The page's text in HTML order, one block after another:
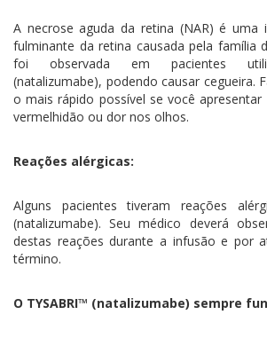
A necrose aguda da retina (NAR) é uma
fulminante da retina causada pela família
foi observada em pacientes
(natalizumabe), podendo causar cegueira.
o mais rápido possível se você apresentar
vermelhidão ou dor nos olhos.
Reações alérgicas:
Alguns pacientes tiveram reações
(natalizumabe). Seu médico deverá
destas reações durante a infusão e por
término.
O TYSABRI™ (natalizumabe) sempre